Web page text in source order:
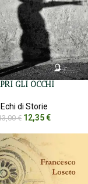
GLI OCCHI
Echi di Storie
€ 12,35€